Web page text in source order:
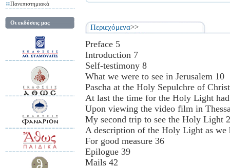
Πανεπιστημιακά
Οι εκδόσεις μας
Περιεχόμενα>>
Preface 5
Introduction 7
Self-testimony 8
What we were to see in Jerusalem 10
Pascha at the Holy Sepulchre of
At last the time for the Holy Light
Upon viewing the video film in
My second trip to see the Holy Light
A description of the Holy Light as we
For good measure 36
Epilogue 39
Mails 42